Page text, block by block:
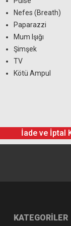
Nefes (Breath)
Paparazzi
Mum Işığı
Şimşek
TV
Kötü Ampul
İade ve İptal
KATEGORİLER